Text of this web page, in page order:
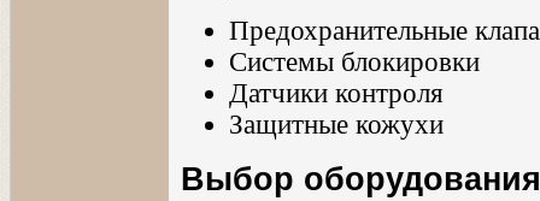
Предохранительные
Системы блокировки
Датчики контроля
Защитные кожухи
Выбор оборудования